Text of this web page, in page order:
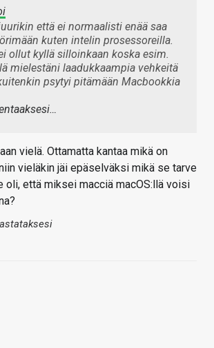
että ei normaalisti enää saa
kuten intelin prosessoreilla.
ollut kyllä silloinkaan koska esim.
mielestäni laadukkaampia vehkeitä
psytyi pitämään Macbookkia
vielä. Ottamatta kantaa mikä on
vieläkin jäi epäselväksi mikä se tarve
oli, että miksei macciä macOS:llä voisi